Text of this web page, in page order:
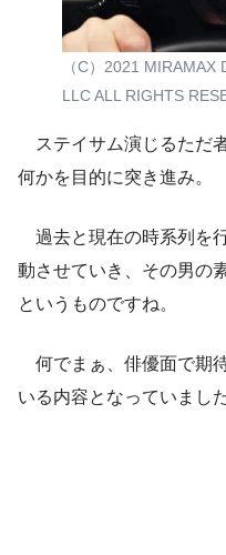
（C）2021 MIRAMAX
LLC ALL RIGHTS
ステイサム演じるただ
何かを目的に突き進み。
過去と現在の時系列を
動させていき、その男の
というものですね。
何でまぁ、俳優面で期
いる内容となっていました